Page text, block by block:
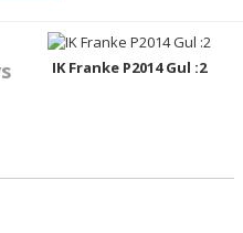
IK Franke P2014 Gul :2